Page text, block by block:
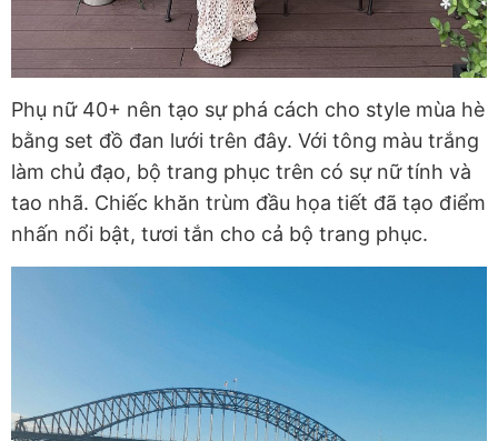
Phụ nữ 40+ nên tạo sự phá cách cho style mùa hè
bằng set đồ đan lưới trên đây. Với tông màu trắng
làm chủ đạo, bộ trang phục trên có sự nữ tính và
tao nhã. Chiếc khăn trùm đầu họa tiết đã tạo điểm
nhấn nổi bật, tươi tắn cho cả bộ trang phục.